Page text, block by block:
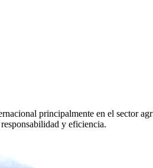
principalmente en el sector
y eficiencia.